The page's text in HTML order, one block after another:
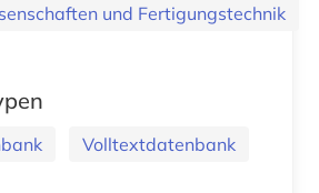
und Fertigungstechnik
Volltextdatenbank